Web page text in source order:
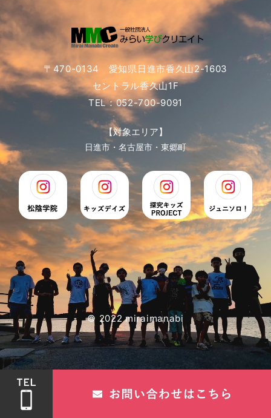
〒470-0134 愛知県日進市香久山2-1603
セントラル香久山1F
TEL：052-700-9091
【対象エリア】
日進市・名古屋市・東郷町
© 2022 miraimanabi